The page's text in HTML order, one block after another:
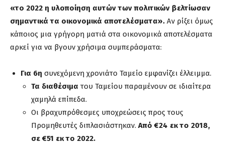
«το 2022 η υλοποίηση αυτών των πολιτικών βελτίωσαν
σημαντικά τα οικονομικά αποτελέσματα». Αν ρίξει όμως
κάποιος μια γρήγορη ματιά στα οικονομικά αποτελέσματα
αρκεί για να βγουν χρήσιμα συμπεράσματα:
Για 6η συνεχόμενη χρονιάτο Ταμείο εμφανίζει έλλειμμα.
Τα διαθέσιμα του Ταμείου παραμένουν σε ιδιαίτερα
χαμηλά επίπεδα.
Οι βραχυπρόθεσμες υποχρεώσεις προς τους
Προμηθευτές διπλασιάστηκαν. Από €24 εκ το 2018,
σε €51 εκ το 2022.